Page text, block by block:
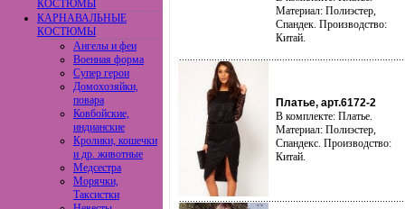
КОСТЮМЫ
КАРНАВАЛЬНЫЕ
КОСТЮМЫ
Ангелы и феи
Военная форма
Супер герои
Домохозяйки,
повара
Ковбойские,
индианские
Кролики, кошечки
и др. животные
Медсестра
Морячки,
Таксистки
Материал: Полиэстер,
Спандек. Производство:
Китай.
Платье, арт.6172-2
В комплекте: Платье.
Материал: Полиэстер,
Спандекс. Производство:
Китай.